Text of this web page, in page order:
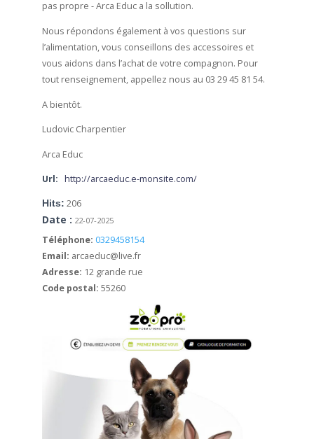
pas propre - Arca Educ a la sollution.
Nous répondons également à vos questions sur
l’alimentation, vous conseillons des accessoires et
vous aidons dans l’achat de votre compagnon. Pour
tout renseignement, appellez nous au 03 29 45 81 54.
A bientôt.
Ludovic Charpentier
Arca Educ
Url: http://arcaeduc.e-monsite.com/
Hits: 206
Date : 22-07-2025
Téléphone: 0329458154
Email: arcaeduc@live.fr
Adresse: 12 grande rue
Code postal: 55260